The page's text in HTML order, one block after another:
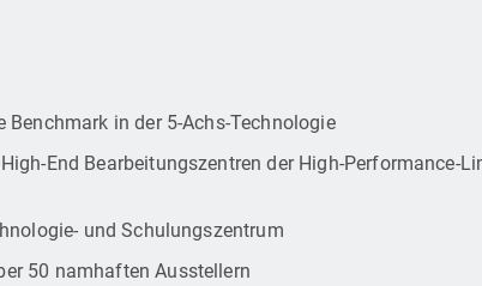
Benchmark in der 5-Achs-Technologie
End Bearbeitungszentren der High-Performance-
und Schulungszentrum
50 namhaften Ausstellern